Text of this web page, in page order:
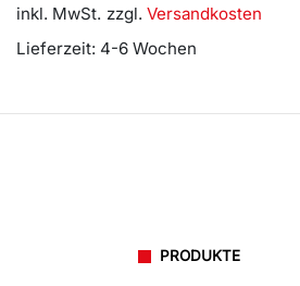
inkl. MwSt. zzgl. Versandkosten
Lieferzeit: 4-6 Wochen
PRODUKTE